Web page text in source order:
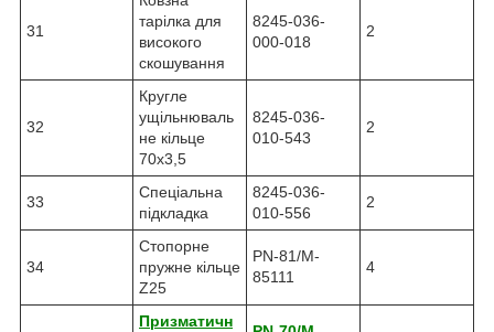
31
тарілка для
високого
скошування
8245-036-
000-018
2
32
Кругле
ущільнюваль
не кільце
70x3,5
8245-036-
010-543
2
33
Спеціальна
підкладка
8245-036-
010-556
2
34
Стопорне
пружне кільце
Z25
PN-81/M-
85111
4
Призматичн